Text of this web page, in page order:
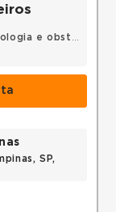
e obstetrícia
SP,